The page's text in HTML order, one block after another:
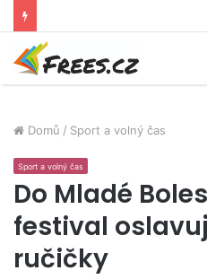
Domů / Sport a volný čas
Sport a volný čas
Do Mladé
festival
ručičky